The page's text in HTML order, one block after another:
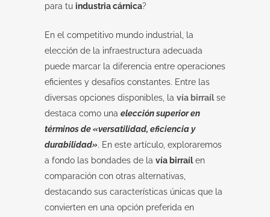
para tu industria cárnica?
En el competitivo mundo industrial, la
elección de la infraestructura adecuada
puede marcar la diferencia entre operaciones
eficientes y desafíos constantes. Entre las
diversas opciones disponibles, la vía birraílse
destaca como una elección superior en
términos de «versatilidad, eficiencia y
durabilidad». En este artículo, exploraremos
a fondo las bondades de la vía birraílen
comparación con otras alternativas,
destacando sus características únicas que la
convierten en una opción preferida en